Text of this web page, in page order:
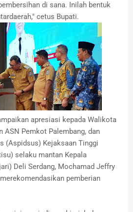
di sana. Inilah bentuk
cetus Bupati.
apresiasi kepada Walikota
ASN Pemkot Palembang, dan
(Aspidsus) Kejaksaan Tinggi
selaku mantan Kepala
Deli Serdang, Mochamad Jeffry
pemberian